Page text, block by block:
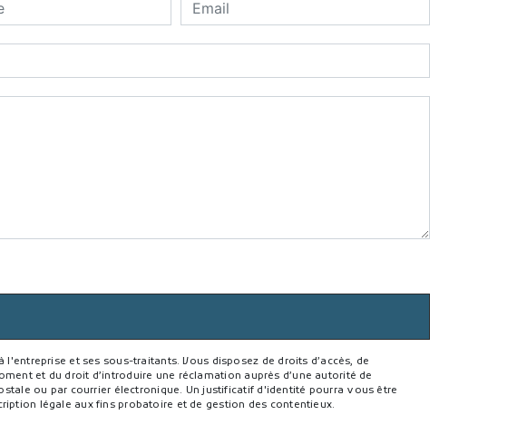
et ses sous-traitants. Vous disposez de droits d’accès, de
et du droit d’introduire une réclamation auprès d’une autorité de
ou par courrier électronique. Un justificatif d'identité pourra vous être
légale aux fins probatoire et de gestion des contentieux.